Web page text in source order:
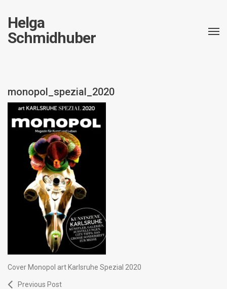
Helga
Schmidhuber
monopol_spezial_2020
Cover Monopol art Karlsruhe Spezial 2020
Previous Post